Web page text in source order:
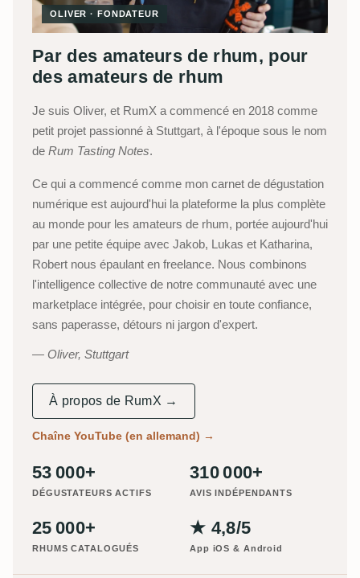
OLIVER · FONDATEUR
Par des amateurs de rhum, pour
des amateurs de rhum
Je suis Oliver, et RumX a commencé en 2018 comme
petit projet passionné à Stuttgart, à l'époque sous le nom
de Rum Tasting Notes.
Ce qui a commencé comme mon carnet de dégustation
numérique est aujourd'hui la plateforme la plus complète
au monde pour les amateurs de rhum, portée aujourd'hui
par une petite équipe avec Jakob, Lukas et Katharina,
Robert nous épaulant en freelance. Nous combinons
l'intelligence collective de notre communauté avec une
marketplace intégrée, pour choisir en toute confiance,
sans paperasse, détours ni jargon d'expert.
Oliver, Stuttgart
À propos de RumX →
Chaîne YouTube (en allemand) →
53 000+
DÉGUSTATEURS ACTIFS
310 000+
AVIS INDÉPENDANTS
25 000+
RHUMS CATALOGUÉS
★ 4,8/5
App iOS & Android